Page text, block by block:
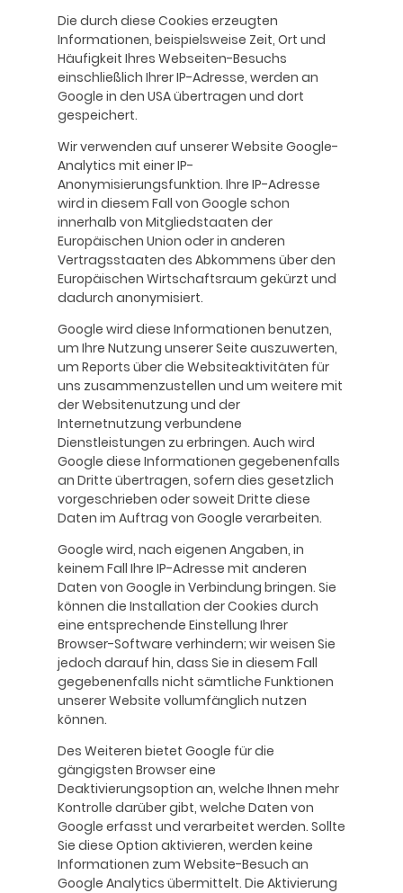
Die durch diese Cookies erzeugten
Informationen, beispielsweise Zeit, Ort und
Häufigkeit Ihres Webseiten-Besuchs
einschließlich Ihrer IP-Adresse, werden an
Google in den USA übertragen und dort
gespeichert.
Wir verwenden auf unserer Website Google-
Analytics mit einer IP-
Anonymisierungsfunktion. Ihre IP-Adresse
wird in diesem Fall von Google schon
innerhalb von Mitgliedstaaten der
Europäischen Union oder in anderen
Vertragsstaaten des Abkommens über den
Europäischen Wirtschaftsraum gekürzt und
dadurch anonymisiert.
Google wird diese Informationen benutzen,
um Ihre Nutzung unserer Seite auszuwerten,
um Reports über die Websiteaktivitäten für
uns zusammenzustellen und um weitere mit
der Websitenutzung und der
Internetnutzung verbundene
Dienstleistungen zu erbringen. Auch wird
Google diese Informationen gegebenenfalls
an Dritte übertragen, sofern dies gesetzlich
vorgeschrieben oder soweit Dritte diese
Daten im Auftrag von Google verarbeiten.
Google wird, nach eigenen Angaben, in
keinem Fall Ihre IP-Adresse mit anderen
Daten von Google in Verbindung bringen. Sie
können die Installation der Cookies durch
eine entsprechende Einstellung Ihrer
Browser-Software verhindern; wir weisen Sie
jedoch darauf hin, dass Sie in diesem Fall
gegebenenfalls nicht sämtliche Funktionen
unserer Website vollumfänglich nutzen
können.
Des Weiteren bietet Google für die
gängigsten Browser eine
Deaktivierungsoption an, welche Ihnen mehr
Kontrolle darüber gibt, welche Daten von
Google erfasst und verarbeitet werden. Sollte
Sie diese Option aktivieren, werden keine
Informationen zum Website-Besuch an
Google Analytics übermittelt. Die Aktivierung